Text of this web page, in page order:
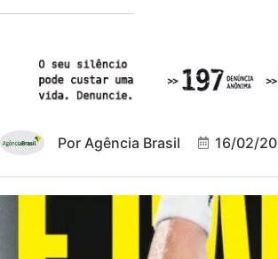
Por Agência Brasil 16/02/